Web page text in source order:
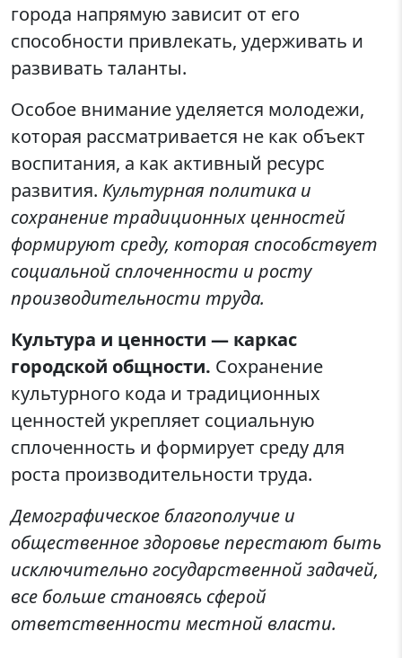
города напрямую зависит от его
способности привлекать, удерживать и
развивать таланты.
Особое внимание уделяется молодежи,
которая рассматривается не как объект
воспитания, а как активный ресурс
развития. Культурная политика и
сохранение традиционных ценностей
формируют среду, которая способствует
социальной сплоченности и росту
производительности труда.
Культура и ценности — каркас
городской общности. Сохранение
культурного кода и традиционных
ценностей укрепляет социальную
сплоченность и формирует среду для
роста производительности труда.
Демографическое благополучие и
общественное здоровье перестают быть
исключительно государственной задачей,
все больше становясь сферой
ответственности местной власти.